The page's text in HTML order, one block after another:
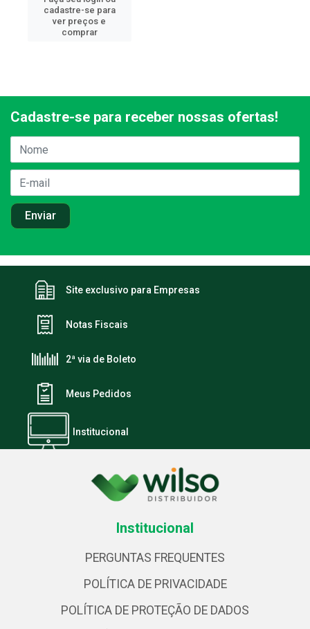
cadastre-se para
ver preços e
comprar
Cadastre-se para receber nossas ofertas!
Site exclusivo para Empresas
Notas Fiscais
2ª via de Boleto
Meus Pedidos
Institucional
Institucional
PERGUNTAS FREQUENTES
POLÍTICA DE PRIVACIDADE
POLÍTICA DE PROTEÇÃO DE DADOS